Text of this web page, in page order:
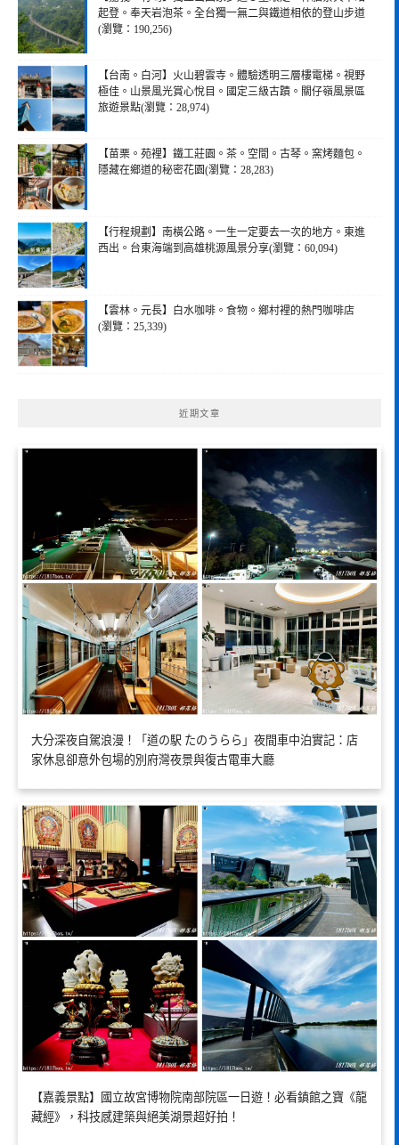
起登。奉天岩泡茶。全台獨一無二與鐵道相依的登山步道
(瀏覽：190,256)
【台南。白河】火山碧雲寺。體驗透明三層樓電梯。視野
極佳。山景風光賞心悅目。國定三級古蹟。關仔嶺風景區
旅遊景點(瀏覽：28,974)
【苗栗。苑裡】鐵工莊園。茶。空間。古琴。窯烤麵包。
隱藏在鄉道的秘密花園(瀏覽：28,283)
【行程規劃】南橫公路。一生一定要去一次的地方。東進
西出。台東海端到高雄桃源風景分享(瀏覽：60,094)
【雲林。元長】白水咖啡。食物。鄉村裡的熱門咖啡店
(瀏覽：25,339)
近期文章
大分深夜自駕浪漫！「道の駅 たのうらら」夜間車中泊實記：店
家休息卻意外包場的別府灣夜景與復古電車大廳
【嘉義景點】國立故宮博物院南部院區一日遊！必看鎮館之寶《龍
藏經》，科技感建築與絕美湖景超好拍！